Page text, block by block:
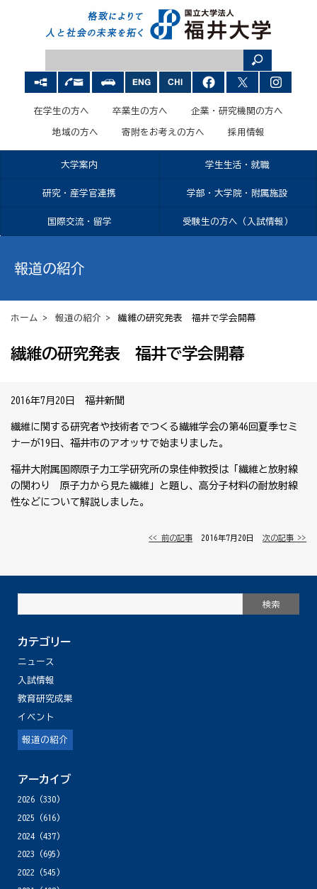
在学生の方へ 卒業生の方へ 企業・研究機関の方へ
地域の方へ 寄附をお考えの方へ 採用情報
大学案内 学生生活・就職
研究・産学官連携 学部・大学院・附属施設
国際交流・留学 受験生の方へ（入試情報）
報道の紹介
ホーム > 報道の紹介 > 繊維の研究発表 福井で学会開幕
繊維の研究発表 福井で学会開幕
2016年7月20日 福井新聞
繊維に関する研究者や技術者でつくる繊維学会の第46回夏季セミ
ナーが19日、福井市のアオッサで始まりました。
福井大附属国際原子力工学研究所の泉佳伸教授は「繊維と放射線
の関わり 原子力から見た繊維」と題し、高分子材料の耐放射線
性などについて解説しました。
<< 前の記事 │ 2016年7月20日 │次の記事 >>
カテゴリー
ニュース
入試情報
教育研究成果
イベント
報道の紹介
アーカイブ
2026(330)
2025 (616)
2024(437)
2023 (695)
2022 (545)